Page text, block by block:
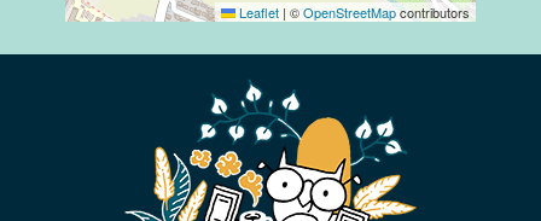
Leaflet | ©OpenStreetMapcontributors